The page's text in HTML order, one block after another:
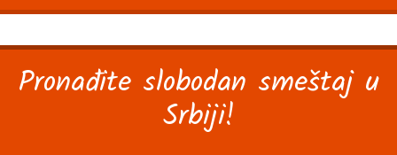
Pronađite slobodan smeštaj u
Srbiji!